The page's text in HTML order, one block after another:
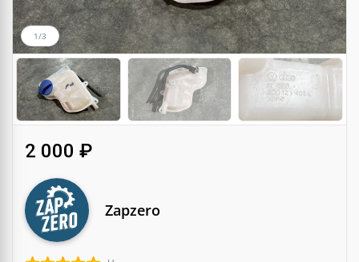
1/3
2 000 ₽
Zapzero